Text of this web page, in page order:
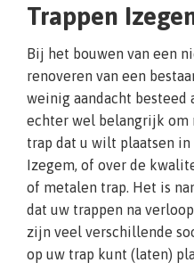
Trappen
Bij het bouwen van een
renoveren van een
weinig aandacht besteed
echter wel belangrijk om
trap dat u wilt plaatsen
Izegem, of over de
of metalen trap. Het is
dat uw trappen na
zijn veel verschillende
op uw trap kunt (laten)